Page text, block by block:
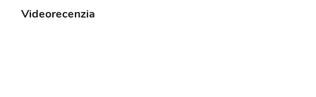
Videorecenzia